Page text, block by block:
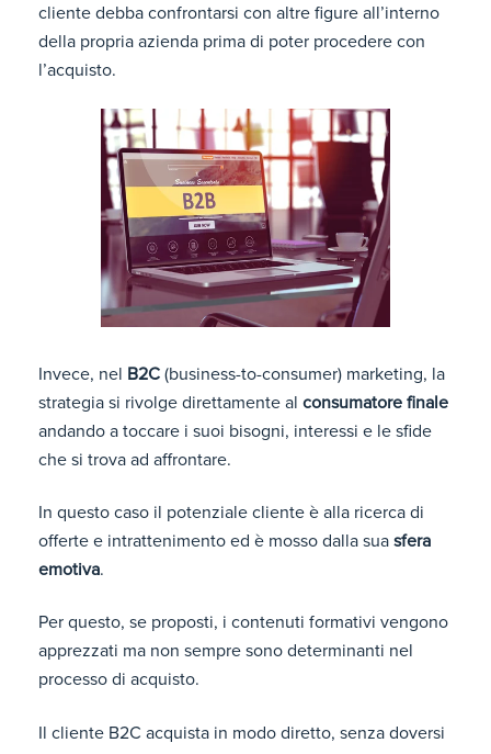
cliente debba confrontarsi con altre figure all’interno
della propria azienda prima di poter procedere con
l’acquisto.
Invece, nel B2C (business-to-consumer) marketing, la
strategia si rivolge direttamente al consumatore finale
andando a toccare i suoi bisogni, interessi e le sfide
che si trova ad affrontare.
In questo caso il potenziale cliente è alla ricerca di
offerte e intrattenimento ed è mosso dalla sua sfera
emotiva.
Per questo, se proposti, i contenuti formativi vengono
apprezzati ma non sempre sono determinanti nel
processo di acquisto.
Il cliente B2C acquista in modo diretto, senza doversi